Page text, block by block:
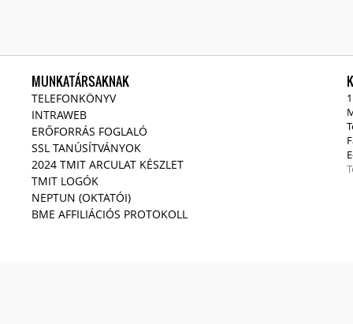
MUNKATÁRSAKNAK
TELEFONKÖNYV
INTRAWEB
ERŐFORRÁS FOGLALÓ
SSL TANÚSÍTVÁNYOK
2024 TMIT ARCULAT KÉSZLET
TMIT LOGÓK
NEPTUN (OKTATÓI)
BME AFFILIÁCIÓS PROTOKOLL